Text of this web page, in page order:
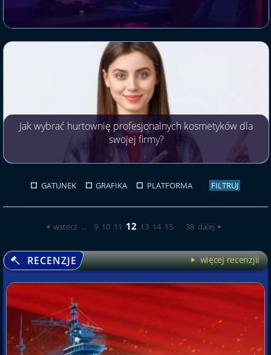
Jak wybrać hurtownię profesjonalnych kosmetyków dla
swojej firmy?
GATUNEK GRAFIKA PLATFORMA FILTRUJ
wstecz ... 9 10 11 12 13 14 15 ... 38 dalej
RECENZJE więcej recenzjii